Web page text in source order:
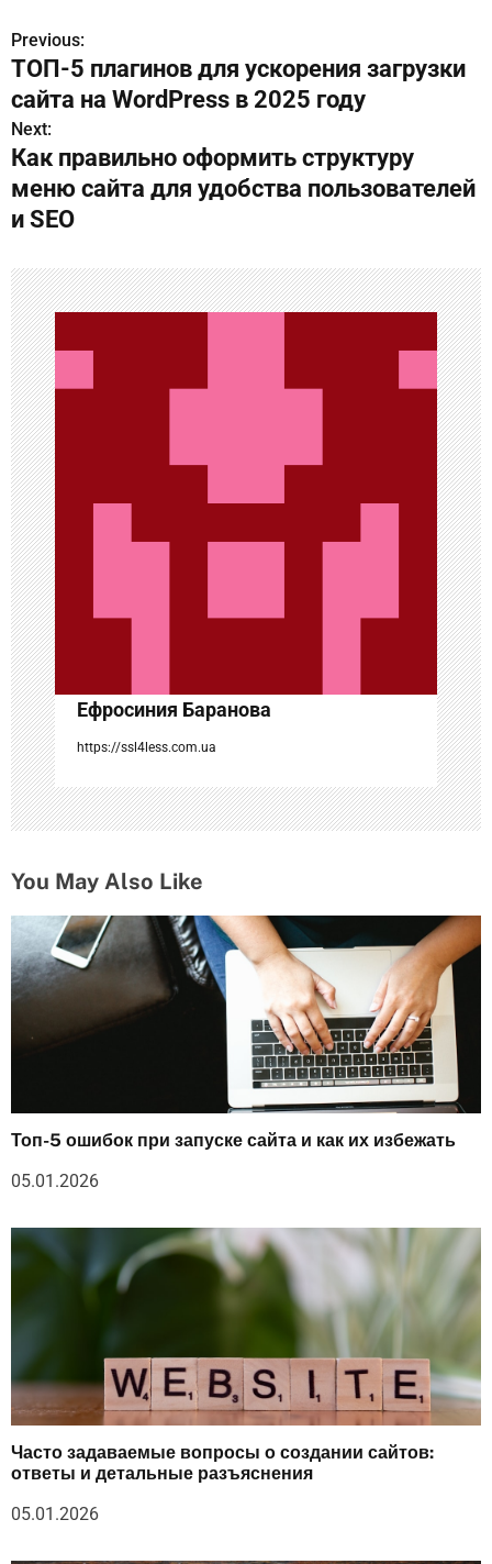
Н
а
в
и
г
ц
и
я
п
о
з
а
п
и
с
я
м
Previous:
ТОП-5 плагинов для ускорения загрузки
сайта на WordPress в 2025 году
Next:
Как правильно оформить структуру
меню сайта для удобства пользователей
и SEO
Ефросиния Баранова
https://ssl4less.com.ua
You May Also Like
Топ-5 ошибок при запуске сайта и как их избежать
05.01.2026
Часто задаваемые вопросы о создании сайтов:
ответы и детальные разъяснения
05.01.2026